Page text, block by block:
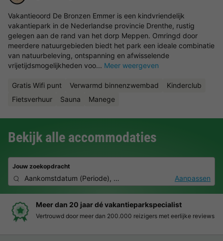
Vakantieoord De Bronzen Emmer is een kindvriendelijk
vakantiepark in de Nederlandse provincie Drenthe, rustig
gelegen aan de rand van het dorp Meppen. Omringd door
meerdere natuurgebieden biedt het park een ideale combinatie
van natuurbeleving, ontspanning en afwisselende
vrijetijdsmogelijkheden voo... Meer weergeven
Gratis Wifi punt Verwarmd binnenzwembad
Kinderclub
Fietsverhuur
Sauna Manege
Bekijk alle accommodaties
Jouw zoekopdracht
Aankomstdatum (Periode), 2 personen, 0 huisdierAanpassen
Meer dan 20 jaar dé vakantieparkspecialist
Vertrouwd door meer dan 200.000 reizigers met eerlijke reviews